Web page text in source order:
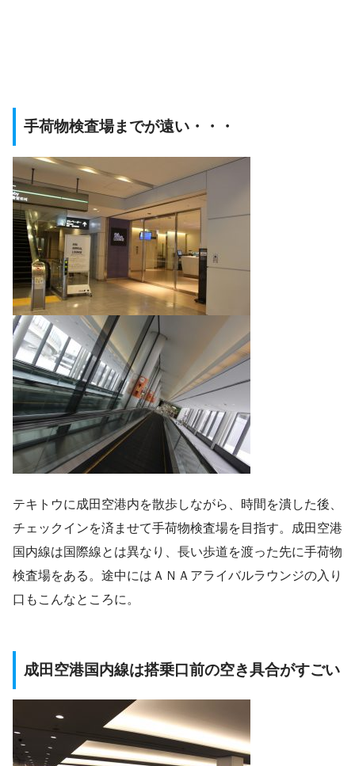
手荷物検査場までが遠い・・・
テキトウに成田空港内を散歩しながら、時間を潰した後、
チェックインを済ませて手荷物検査場を目指す。成田空港
国内線は国際線とは異なり、長い歩道を渡った先に手荷物
検査場をある。途中にはＡＮＡアライバルラウンジの入り
口もこんなところに。
成田空港国内線は搭乗口前の空き具合がすごい